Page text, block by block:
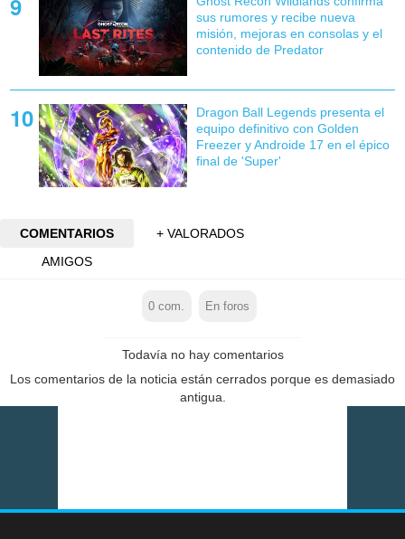
sus rumores y recibe nueva
misión, mejoras en consolas y el
contenido de Predator
Dragon Ball Legends presenta el
equipo definitivo con Golden
Freezer y Androide 17 en el épico
final de 'Super'
COMENTARIOS
+ VALORADOS
AMIGOS
0 com. En foros
Todavía no hay comentarios
Los comentarios de la noticia están cerrados porque es demasiado
antigua.